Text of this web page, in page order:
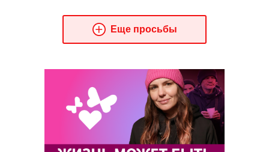
Еще просьбы